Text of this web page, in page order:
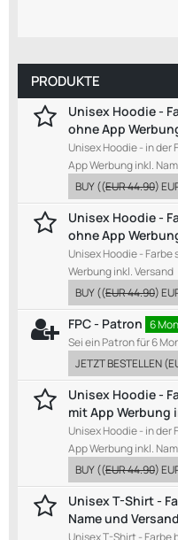
PRODUKTE
Unisex Hoodie -
ohne App
Unisex Hoodie - in
App Werbung inkl.
BUY((EUR 44.90)
Unisex Hoodie -
ohne App
Unisex Hoodie -
Werbung inkl. Versand
BUY((EUR 44.90)
FPC - Patron 6
Sei ein Patron für 6
JETZT BESTELLEN(
Unisex Hoodie -
mit App Werbung
Unisex Hoodie - in
App Werbung inkl.
BUY((EUR 44.90)
Unisex T-Shirt -
Name und Versand